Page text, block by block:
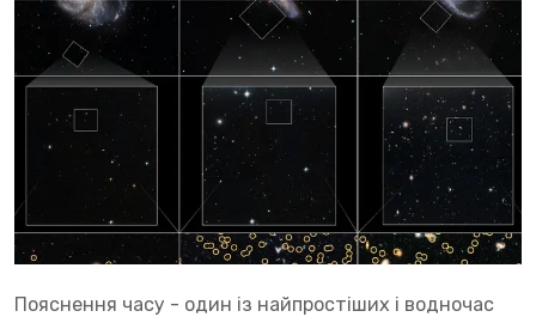
Пояснення часу - один із найпростіших і водночас